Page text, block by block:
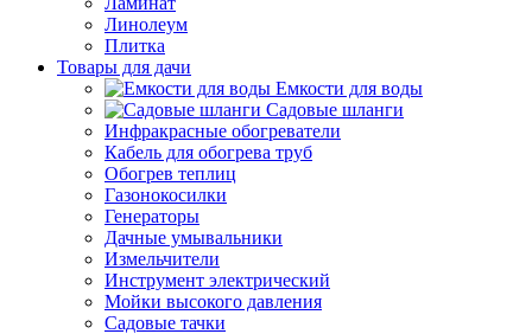
Линолеум
Плитка
Товары для дачи
Емкости для воды
Садовые шланги
Инфракрасные обогреватели
Кабель для обогрева труб
Обогрев теплиц
Газонокосилки
Генераторы
Дачные умывальники
Измельчители
Инструмент электрический
Мойки высокого давления
Садовые тачки